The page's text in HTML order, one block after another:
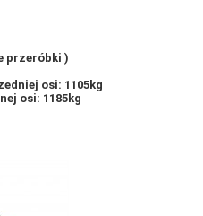
przeróbki )
osi: 1105kg
osi: 1185kg